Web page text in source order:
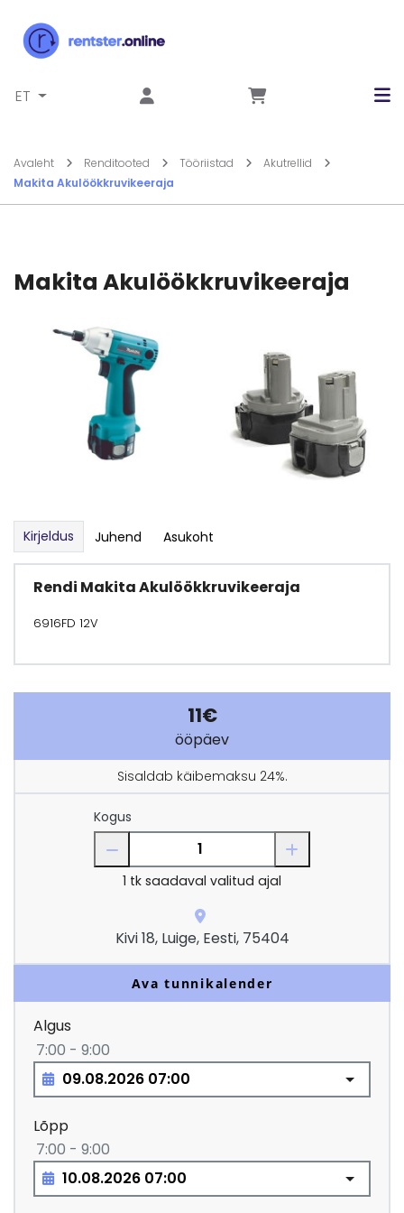
ET
Avaleht Renditooted Tööriistad
Akutrellid
Makita Akulöökkruvikeeraja
Makita Akulöökkruvikeeraja
Kirjeldus Juhend Asukoht
Rendi Makita Akulöökkruvikeeraja
6916FD 12V
11€
ööpäev
Sisaldab käibemaksu 24%.
Kogus
1 tk saadaval valitud ajal
Kivi 18, Luige, Eesti, 75404
Ava tunnikalender
Algus
7:00 - 9:00
Lõpp
7:00 - 9:00